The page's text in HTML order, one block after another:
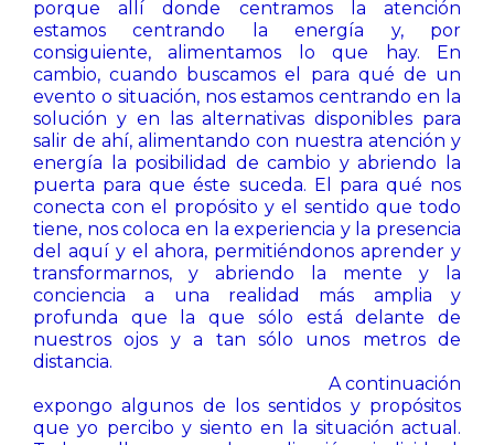
porque allí donde centramos la atención
estamos centrando la energía y, por
consiguiente, alimentamos lo que hay. En
cambio, cuando buscamos el para qué de un
evento o situación, nos estamos centrando en la
solución y en las alternativas disponibles para
salir de ahí, alimentando con nuestra atención y
energía la posibilidad de cambio y abriendo la
puerta para que éste suceda. El para qué nos
conecta con el propósito y el sentido que todo
tiene, nos coloca en la experiencia y la presencia
del aquí y el ahora, permitiéndonos aprender y
transformarnos, y abriendo la mente y la
conciencia a una realidad más amplia y
profunda que la que sólo está delante de
nuestros ojos y a tan sólo unos metros de
distancia.
A continuación
expongo algunos de los sentidos y propósitos
que yo percibo y siento en la situación actual.